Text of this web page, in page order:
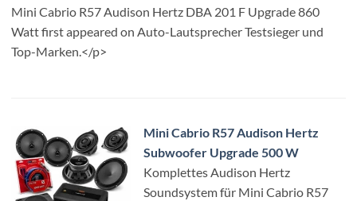
Mini Cabrio R57 Audison Hertz DBA 201 F Upgrade 860
Watt first appeared on Auto-Lautsprecher Testsieger und
Top-Marken.</p>
Mini Cabrio R57 Audison Hertz
Subwoofer Upgrade 500 W
Komplettes Audison Hertz
Soundsystem für Mini Cabrio R57